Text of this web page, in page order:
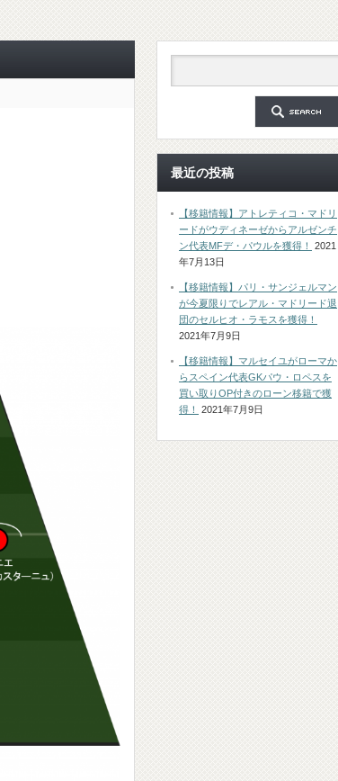
最近の投稿
【移籍情報】アトレティコ・マドリ
ードがウディネーゼからアルゼンチ
ン代表MFデ・パウルを獲得！
2021
年7月13日
【移籍情報】パリ・サンジェルマン
が今夏限りでレアル・マドリード退
団のセルヒオ・ラモスを獲得！
2021年7月9日
【移籍情報】マルセイユがローマか
らスペイン代表GKパウ・ロペスを
買い取りOP付きのローン移籍で獲
得！
2021年7月9日